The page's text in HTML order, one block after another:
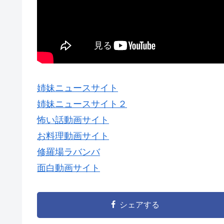
姉妹ニュースサイト
姉妹ニュースサイト２
怖い話動画サイト
お料理動画サイト
修羅場ラバンバ
面白動画サイト
シェアする